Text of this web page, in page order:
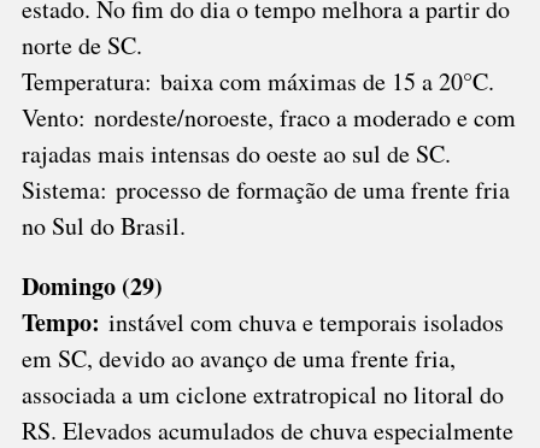
estado. No fim do dia o tempo melhora a partir do
norte de SC.
Temperatura: baixa com máximas de 15 a 20°C.
Vento: nordeste/noroeste, fraco a moderado e com
rajadas mais intensas do oeste ao sul de SC.
Sistema: processo de formação de uma frente fria
no Sul do Brasil.
Domingo (29)
Tempo: instável com chuva e temporais isolados
em SC, devido ao avanço de uma frente fria,
associada a um ciclone extratropical no litoral do
RS. Elevados acumulados de chuva especialmente